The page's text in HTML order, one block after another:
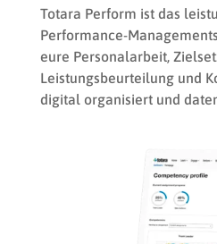
Totara Perform ist das
Performance-
eure Personalarbeit,
Leistungsbeurteilung und
digital organisiert und